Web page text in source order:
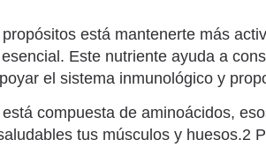
está mantenerte más
Este nutriente ayuda a
el sistema inmunológico y
compuesta de aminoácidos,
tus músculos y huesos.2